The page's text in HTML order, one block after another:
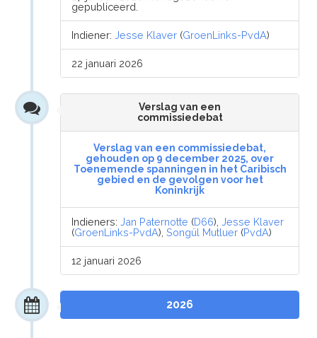
gepubliceerd.
Indiener:Jesse Klaver (GroenLinks-PvdA)
22 januari 2026
Verslag van een
commissiedebat
Verslag van een commissiedebat,
gehouden op 9 december 2025, over
Toenemende spanningen in het Caribisch
gebied en de gevolgen voor het
Koninkrijk
Indieners:Jan Paternotte (D66),Jesse Klaver
(GroenLinks-PvdA),Songül Mutluer (PvdA)
12 januari 2026
2026